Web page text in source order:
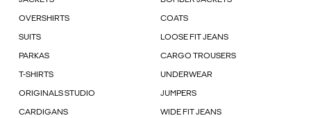
OVERSHIRTS COATS
SUITS LOOSE FIT JEANS
PARKAS CARGO TROUSERS
T-SHIRTS UNDERWEAR
ORIGINALS STUDIO JUMPERS
CARDIGANS WIDE FIT JEANS